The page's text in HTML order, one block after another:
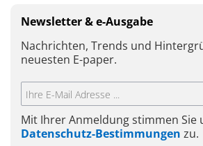
Newsletter & e-Ausgabe
Nachrichten, Trends und
neuesten E-paper.
Mit Ihrer Anmeldung stimmen Sie
Datenschutz-Bestimmungen zu.